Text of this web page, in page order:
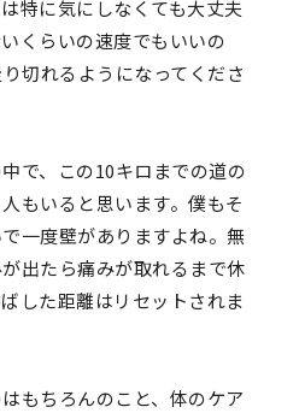
特に気にしなくても大丈夫
くらいの速度でもいいの
切れるようになってくださ
で、この10キロまでの道の
もいると思います。僕もそ
一度壁がありますよね。無
出たら痛みが取れるまで休
した距離はリセットされま
もちろんのこと、体のケア